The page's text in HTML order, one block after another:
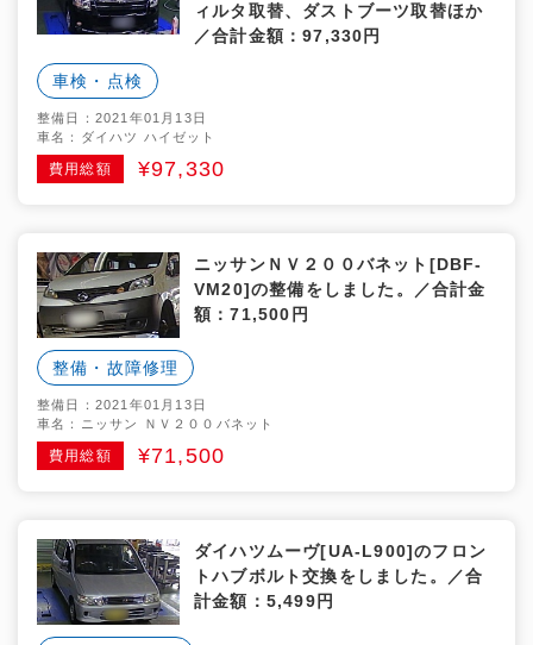
ィルタ取替、ダストブーツ取替ほか
／合計金額：97,330円
車検・点検
整備日：2021年01月13日
車名：ダイハツ ハイゼット
費用総額 ¥97,330
ニッサンＮＶ２００バネット[DBF-
VM20]の整備をしました。／合計金
額：71,500円
整備・故障修理
整備日：2021年01月13日
車名：ニッサン ＮＶ２００バネット
費用総額 ¥71,500
ダイハツムーヴ[UA-L900]のフロン
トハブボルト交換をしました。／合
計金額：5,499円